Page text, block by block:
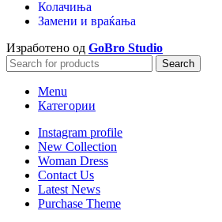
Колачиња
Замени и враќања
Изработено од GoBro Studio
Search
Menu
Категории
Instagram profile
New Collection
Woman Dress
Contact Us
Latest News
Purchase Theme